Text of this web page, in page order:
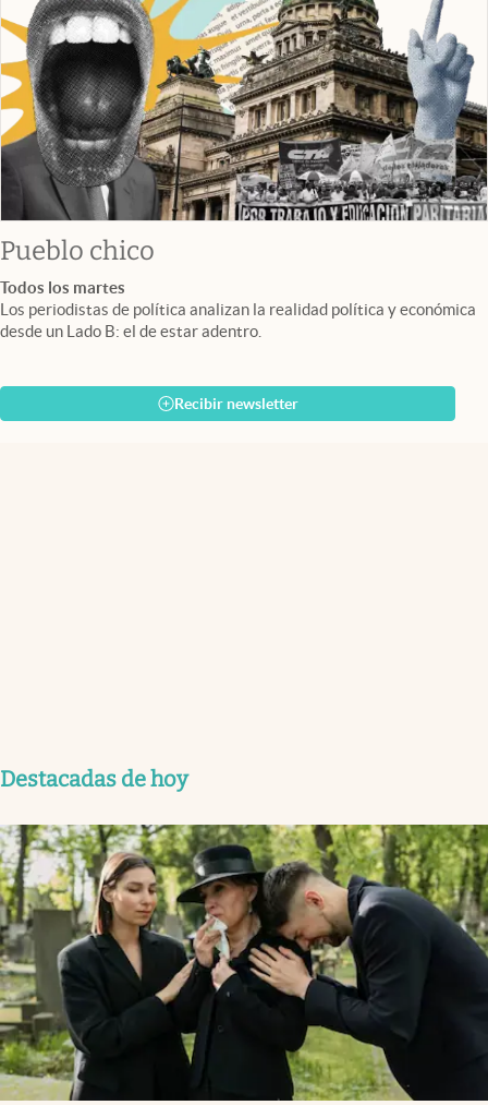
Pueblo chico
Todos los martes
Los periodistas de política analizan la realidad política y económica
desde un Lado B: el de estar adentro.
Recibir newsletter
Destacadas de hoy